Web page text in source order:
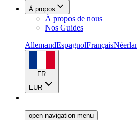
À propos
À propos de nous
Nos Guides
AllemandEspagnolFrançais
FR
EUR
open navigation menu